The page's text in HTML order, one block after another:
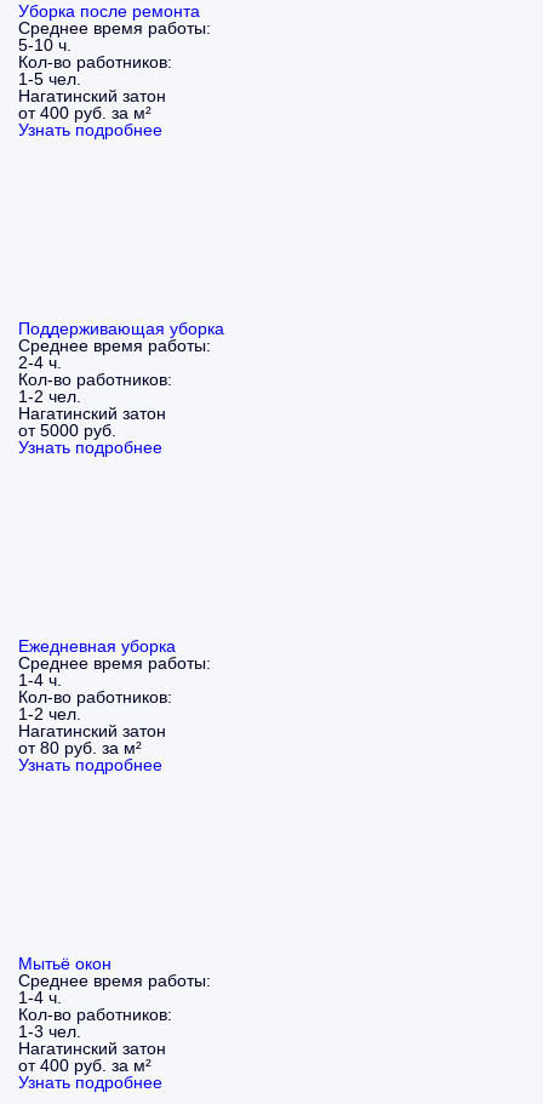
Уборка после ремонта
Среднее время работы:
5-10 ч.
Кол-во работников:
1-5 чел.
Нагатинский затон
от 400 руб. за м²
Узнать подробнее
Поддерживающая уборка
Среднее время работы:
2-4 ч.
Кол-во работников:
1-2 чел.
Нагатинский затон
от 5000 руб.
Узнать подробнее
Ежедневная уборка
Среднее время работы:
1-4 ч.
Кол-во работников:
1-2 чел.
Нагатинский затон
от 80 руб. за м²
Узнать подробнее
Мытьё окон
Среднее время работы:
1-4 ч.
Кол-во работников:
1-3 чел.
Нагатинский затон
от 400 руб. за м²
Узнать подробнее